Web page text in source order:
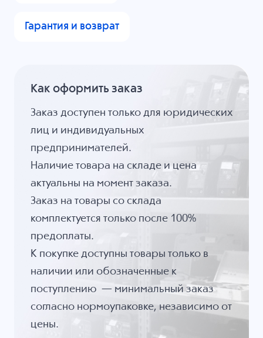
Гарантия и возврат
Как оформить заказ
Заказ доступен только для юридических
лиц и индивидуальных
предпринимателей.
Наличие товара на складе и цена
актуальны на момент заказа.
Заказ на товары со склада
комплектуется только после 100%
предоплаты.
К покупке доступны товары только в
наличии или обозначенные к
поступлению — минимальный заказ
согласно нормоупаковке, независимо от
цены.